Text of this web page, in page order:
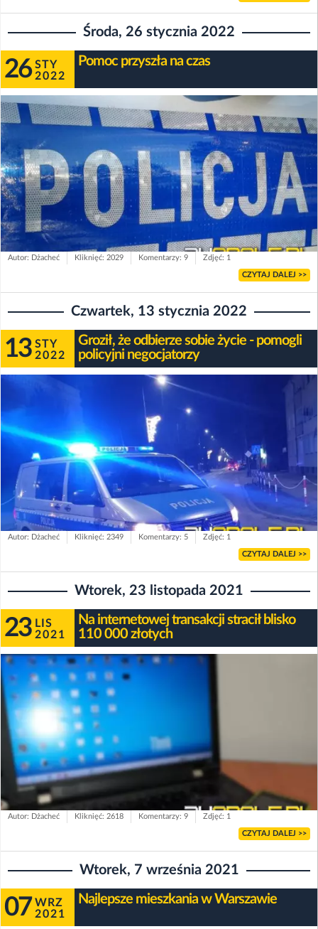
Środa, 26 stycznia 2022
26 STY
2022
Pomoc przyszła na czas
Autor: Dżacheć Kliknięć: 2029 Komentarzy: 9 Zdjęć: 1
CZYTAJ DALEJ >>
Czwartek, 13 stycznia 2022
13 STY
2022
Groził, że odbierze sobie życie - pomogli
policyjni negocjatorzy
Autor: Dżacheć Kliknięć: 2349 Komentarzy: 5 Zdjęć: 1
CZYTAJ DALEJ >>
Wtorek, 23 listopada 2021
23 LIS
2021
Na internetowej transakcji stracił blisko
110 000 złotych
Autor: Dżacheć Kliknięć: 2618 Komentarzy: 9 Zdjęć: 1
CZYTAJ DALEJ >>
Wtorek, 7 września 2021
07 WRZ
2021
Najlepsze mieszkania w Warszawie